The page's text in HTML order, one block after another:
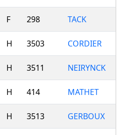
F 298 TACK
H 3503 CORDIER
H 3511 NEIRYNCK
H 414 MATHET
H 3513 GERBOUX